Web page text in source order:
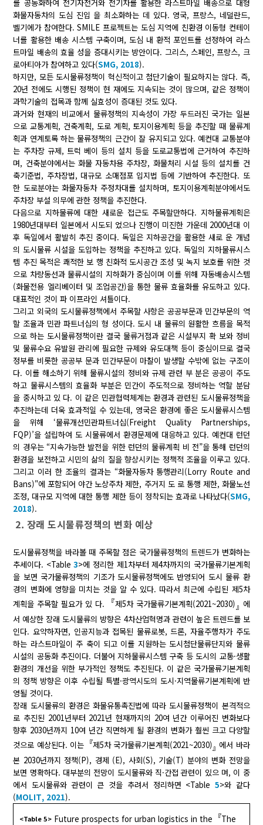
를 공동화하여 전기자전거와 전기차를 활용한 라스트마일 배송으로 대형
화물자동차의 도심 진입 을 최소화하는 데 있다. 영국, 프랑스, 네덜란드,
벨기에가 참여한다. SMILE 프로젝트는 도심 지역에 친환경 이동형 컨테이
너를 활용한 배송 시스템 구축이며, 도심 내 환적 포인트를 선정하여 라스
트마일 배송의 효율 성을 증대시키는 방안이다. 그리스, 스페인, 프랑스, 크
로아티아가 참여하고 있다(SMG, 2018).
하지만, 모든 도시물류정책이 혁신적이고 첨단기술이 필요하지는 않다. 즉,
20년 전에도 시행된 정책이 현 재에도 지속되는 것이 많으며, 같은 정책이
과학기술의 접목과 함께 실효성이 증대된 것도 있다.
과거와 현재의 비교에서 물류정책의 지속성이 가장 두드러진 국가는 일본
으로 교통계획, 건축계획, 도로 계획, 토지이용계획 등을 추진할 때 물류계
획과 연계토록 하는 물류정책의 근간이 잘 유지되고 있다. 예컨대 교통분야
는 주차장 규제, 트럭 베이 등의 설치 등을 도로교통법에 근거하여 추진하
며, 건축분야에서는 화물 자동차용 주차장, 화물처리 시설 등의 설치를 건
축기준법, 주차장법, 대규모 소매점포 입지법 등에 기반하여 추진한다. 또
한 도로분야는 화물자동차 주정차대를 설치하며, 토지이용계획분야에서도
주차장 부설 의무에 관한 정책을 추진한다.
다음으로 지하물류에 대한 새로운 접근도 주목할만하다. 지하물류계획은
1980년대부터 일본에서 시도되 었으나 진행이 미진한 가운데 2000년대 이
후 독일에서 활발히 추진 중이다. 독일은 지하공간을 활용한 새로 운 개념
의 도시물류 시설을 도입하는 정책을 추진하고 있다. 독일의 지하물류시스
템 추진 목적은 쾌적한 보 행 친화적 도시공간 조성 및 녹지 보호를 위한 것
으로 차량동선과 물류시설의 지하화가 중심이며 이를 위해 자동배송시스템
(화물전용 엘리베이터 및 조업공간)을 통한 물류 효율화를 유도하고 있다.
대표적인 것이 파 이프라인 셔틀이다.
그리고 외국의 도시물류정책에서 주목할 사항은 공공부문과 민간부문의 역
할 조율과 민관 파트너십의 형 성이다. 도시 내 물류의 원활한 흐름을 목적
으로 하는 도시물류정책이란 결국 물류거점과 같은 시설부지 확 보와 정비
및 물류수요 유발원 관리에 필요한 규제와 유도대책 등이 중심이므로 결국
정부를 비롯한 공공부 문과 민간부문이 마찰이 발생할 수밖에 없는 구조이
다. 이를 해소하기 위해 물류시설의 정비와 규제 관련 부 분은 공공이 주도
하고 물류시스템의 효율화 부분은 민간이 주도적으로 정비하는 역할 분담
을 중시하고 있 다. 이 같은 민관협력체계는 환경과 관련된 도시물류정책을
추진하는데 더욱 효과적일 수 있는데, 영국은 환경에 좋은 도시물류시스템
을 위해 ‘물류개선민관파트너십(Freight Quality Partnerships,
FQP)’을 설립하여 도 시물류에서 환경문제에 대응하고 있다. 예컨대 런던
의 경우는 “지속가능한 발전을 위한 런던의 물류계획 비 전”을 통해 런던의
환경을 보전하고 시민의 삶의 질을 향상시키는 정책적 조율을 이루고 있다.
그리고 이러 한 조율의 결과는 “화물자동차 통행관리(Lorry Route and
Bans)"에 포함되어 야간 노상주차 제한, 주거지 도 로 통행 제한, 화물노선
조정, 대규모 지역에 대한 통행 제한 등이 정착되는 효과로 나타났다(SMG,
2018).
2. 장래 도시물류정책의 변화 예상
도시물류정책을 바라볼 때 주목할 점은 국가물류정책의 트렌드가 변화하는
추세이다. <Table3>에 정리한 제1차부터 제4차까지의 국가물류기본계획
을 보면 국가물류정책의 기조가 도시물류정책에도 반영되어 도시 물류 환
경의 변화에 영향을 미치는 것을 알 수 있다. 따라서 최근에 수립된 제5차
계획을 주목할 필요가 있 다.
『제5차 국가물류기본계획(2021~2030)』 에
서 예상한 장래 도시물류의 방향은 4차산업혁명과 관련이 높은 트렌드를 보
인다. 요약하자면, 인공지능과 접목된 물류로봇, 드론, 자율주행차가 주도
하는 라스트마일이 주 축이 되고 이를 지원하는 도시첨단물류단지와 물류
시설의 공동화 추진이다. 더불어 지하물류시스템 구축 등 도시의 교통·생활
환경의 개선을 위한 부가적인 정책도 추진된다. 이 같은 국가물류기본계획
의 정책 방향은 이후 수립될 특별·광역시도의 도시·지역물류기본계획에 반
영될 것이다.
장래 도시물류의 환경은 화물유통촉진법에 따라 도시물류정책이 본격적으
로 추진된 2001년부터 2021년 현재까지의 20여 년간 이루어진 변화보다
향후 2030년까지 10여 년간 직면하게 될 환경의 변화가 훨씬 크고 다양할
것으로 예상된다. 이는
『제5차 국가물류기본계획(2021~2030)』 에서 바라
본 2030년까지 정책(P), 경제 (E), 사회(S), 기술(T) 분야의 변화 전망을
보면 명확하다. 대부분의 전망이 도시물류와 직·간접 관련이 있으 며, 이 중
에서 도시물류와 관련이 큰 것을 추려서 정리하면 <Table 5>와 같다
(MOLIT, 2021).
<Table 5> Future prospects for urban logistics in the 『The